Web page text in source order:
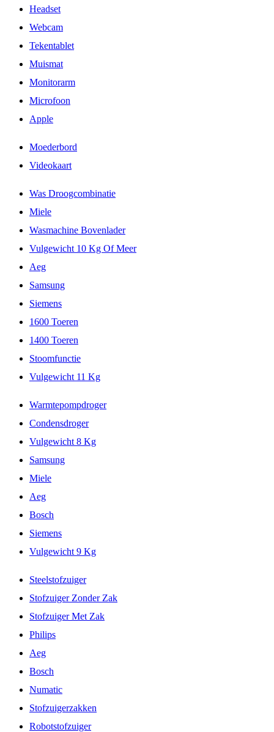
Headset
Webcam
Tekentablet
Muismat
Monitorarm
Microfoon
Apple
Moederbord
Videokaart
Was Droogcombinatie
Miele
Wasmachine Bovenlader
Vulgewicht 10 Kg Of Meer
Aeg
Samsung
Siemens
1600 Toeren
1400 Toeren
Stoomfunctie
Vulgewicht 11 Kg
Warmtepompdroger
Condensdroger
Vulgewicht 8 Kg
Samsung
Miele
Aeg
Bosch
Siemens
Vulgewicht 9 Kg
Steelstofzuiger
Stofzuiger Zonder Zak
Stofzuiger Met Zak
Philips
Aeg
Bosch
Numatic
Stofzuigerzakken
Robotstofzuiger